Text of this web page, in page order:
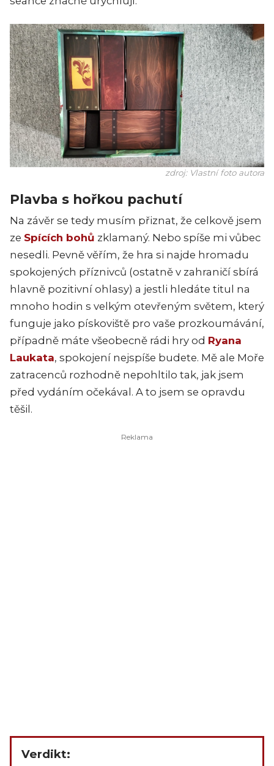
zdroj: Vlastní foto autora
Plavba s hořkou pachutí
Na závěr se tedy musím přiznat, že celkově jsem
ze Spících bohů zklamaný. Nebo spíše mi vůbec
nesedli. Pevně věřím, že hra si najde hromadu
spokojených příznivců (ostatně v zahraničí sbírá
hlavně pozitivní ohlasy) a jestli hledáte titul na
mnoho hodin s velkým otevřeným světem, který
funguje jako pískoviště pro vaše prozkoumávání,
případně máte všeobecně rádi hry od Ryana
Laukata, spokojení nejspíše budete. Mě ale Moře
zatracenců rozhodně nepohltilo tak, jak jsem
před vydáním očekával. A to jsem se opravdu
těšil.
Verdikt: